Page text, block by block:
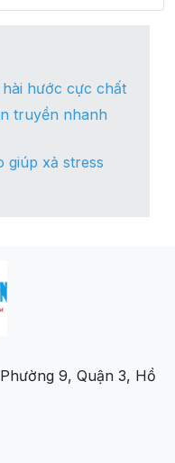
hước cực chất
truyền nhanh
giúp xả stress
9, Quận 3, Hồ